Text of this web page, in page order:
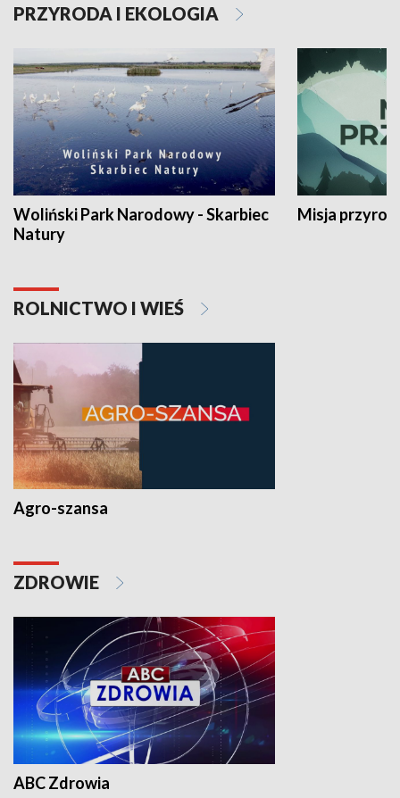
PRZYRODA I EKOLOGIA
Woliński Park Narodowy - Skarbiec
Natury
Misja
ROLNICTWO I WIEŚ
Agro-szansa
ZDROWIE
ABC Zdrowia